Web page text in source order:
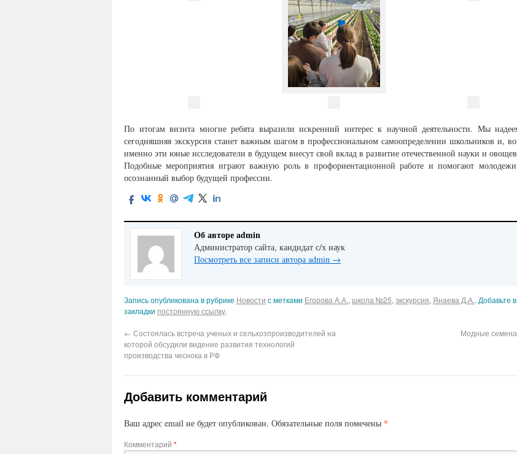
По итогам визита многие ребята выразили искренний интерес к научной деятельности. Мы
сегодняшняя экскурсия станет важным шагом в профессиональном самоопределении школьников и,
именно эти юные исследователи в будущем внесут свой вклад в развитие отечественной науки и
Подобные мероприятия играют важную роль в профориентационной работе и помогают молодежи
осознанный выбор будущей профессии.
Об авторе admin
Администратор сайта, кандидат с/х наук
Посмотреть все записи автора admin →
Запись опубликована в рубрике Новости с метками Егорова А.А., школа №25, экскурсия, Янаева Д.А.. Добавьте в
закладки постоянную ссылку.
← Состоялась встреча ученых и сельхозпроизводителей на
которой обсудили видение развития технологий
производства чеснока в РФ
Модные
Добавить комментарий
Ваш адрес email не будет опубликован. Обязательные поля помечены *
Комментарий *